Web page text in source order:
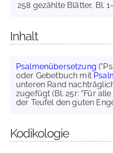
258 gezählte Blätter, Bl.
Inhalt
Psalmenübersetzung
oder Gebetbuch mit
unteren Rand
zugefügt (Bl. 25r: "Für
der Teufel den guten
Kodikologie